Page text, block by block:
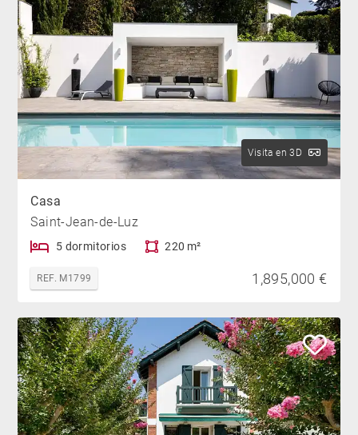
Visita en 3D
Casa
Saint-Jean-de-Luz
5 dormitorios 220 m²
REF. M1799 1,895,000 €